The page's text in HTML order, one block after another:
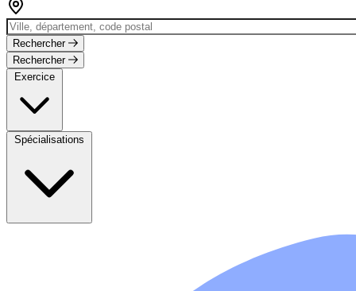
Rechercher
Rechercher
Exercice
Spécialisations